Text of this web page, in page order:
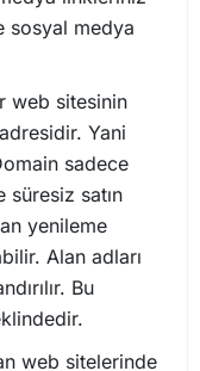
sosyal medya
web sitesinin
Yani
sadece
süresiz satın
yenileme
Alan adları
Bu
web sitelerinde